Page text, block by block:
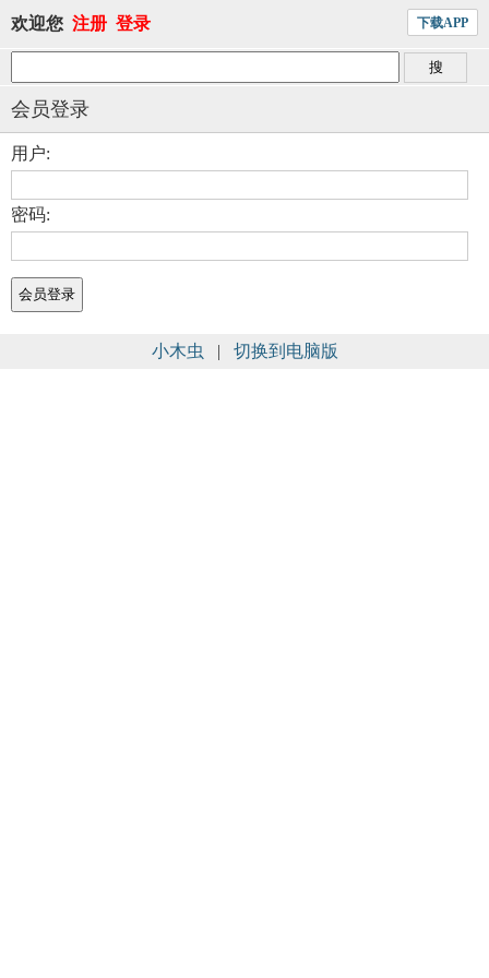
欢迎您 注册 登录 下载APP
会员登录
用户:
密码:
小木虫 | 切换到电脑版